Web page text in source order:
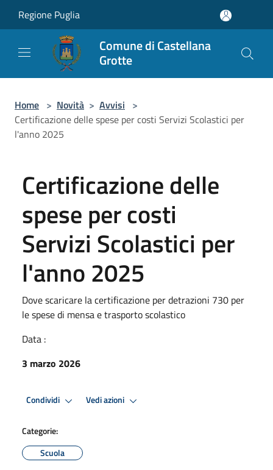
Regione Puglia
Comune di Castellana
Grotte
Home > Novità > Avvisi >
Certificazione delle spese per costi Servizi Scolastici per
l'anno 2025
Certificazione delle
spese per costi
Servizi Scolastici per
l'anno 2025
Dove scaricare la certificazione per detrazioni 730 per
le spese di mensa e trasporto scolastico
Data :
3 marzo 2026
Condividi Vedi azioni
Categorie:
Scuola